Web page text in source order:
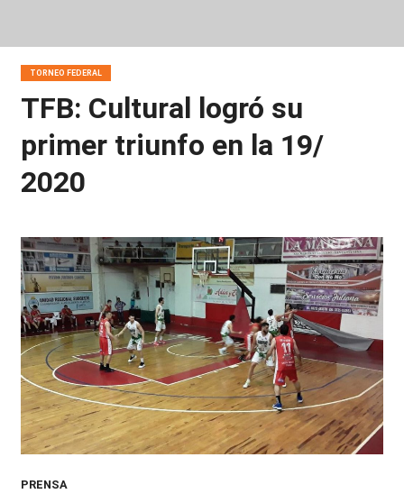
TORNEO FEDERAL
TFB: Cultural logró su
primer triunfo en la 19/
2020
PRENSA